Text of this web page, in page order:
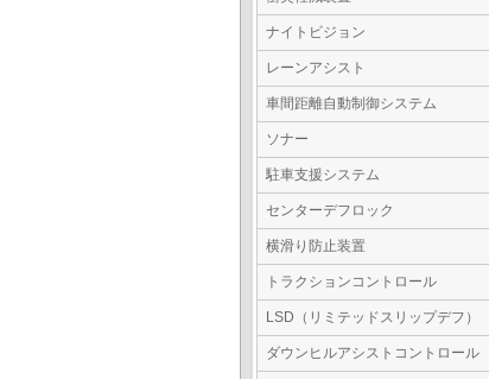
ナイトビジョン
レーンアシスト
車間距離自動制御システム
ソナー
駐車支援システム
センターデフロック
横滑り防止装置
トラクションコントロール
LSD（リミテッドスリップデフ）
ダウンヒルアシストコントロール